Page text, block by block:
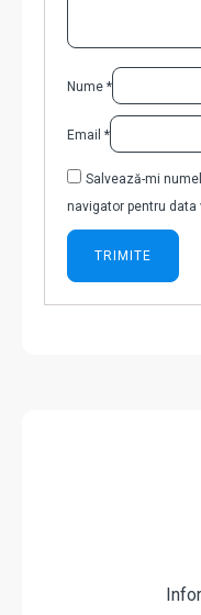
Nume *
Email *
Salvează-mi
navigator pentru